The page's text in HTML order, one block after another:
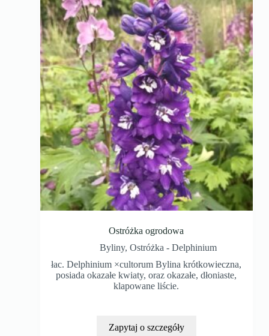
Ostróżka ogrodowa
Byliny,Ostróżka - Delphinium
łac. Delphinium ×cultorum Bylina krótkowieczna,
posiada okazałe kwiaty, oraz okazałe, dłoniaste,
klapowane liście.
Zapytaj o szczegóły